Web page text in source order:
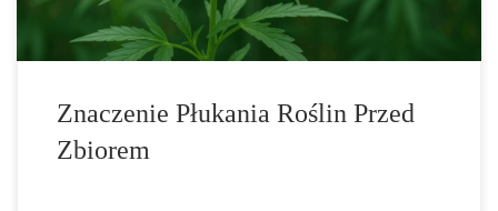
Znaczenie Płukania Roślin Przed
Zbiorem